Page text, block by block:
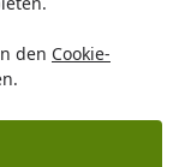
den Cookie-
TYP 203